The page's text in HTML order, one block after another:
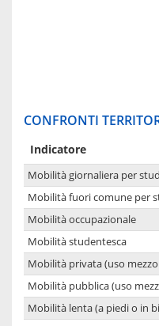
CONFRONTI
Indicatore
Mobilità giornaliera per
Mobilità fuori comune per
Mobilità occupazionale
Mobilità studentesca
Mobilità privata (uso
Mobilità pubblica (uso
Mobilità lenta (a piedi o in